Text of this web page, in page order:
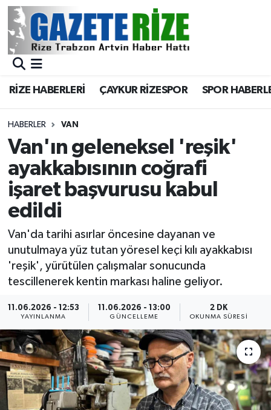
RİZE HABERLERİ ÇAYKUR RİZESPOR SPOR
HABERLER VAN
Van'ın geleneksel 'reşik'
ayakkabısının coğrafi
işaret başvurusu kabul
edildi
Van'da tarihi asırlar öncesine dayanan ve
unutulmaya yüz tutan yöresel keçi kılı ayakkabısı
'reşik', yürütülen çalışmalar sonucunda
tescillenerek kentin markası haline geliyor.
11.06.2026 - 12:53
YAYINLANMA
11.06.2026 - 13:00
GÜNCELLEME
2 DK
OKUNMA SÜRESI
BÖLGEMİZ
Asayiş
Rize Jandarma Komutanlığı
Bilim Teknoloji
Bölge
Advertising news
Canlı Maç
Dış Haberler
Dünya
EĞİTİM
Merkez Nöbetçi Eczaneler
Merkez Trafik Yoğunluk Haritası
Süper Lig Puan Durumu ve Fikstür
Tüm Manşetler
Son Dakika Haberleri
Haber Arşivi